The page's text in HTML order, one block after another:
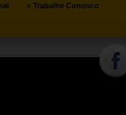
» Trabalhe Conosco